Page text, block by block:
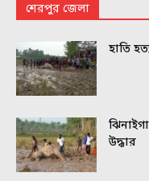
শেরপুর জেলা
হাতি
উদ্ধার